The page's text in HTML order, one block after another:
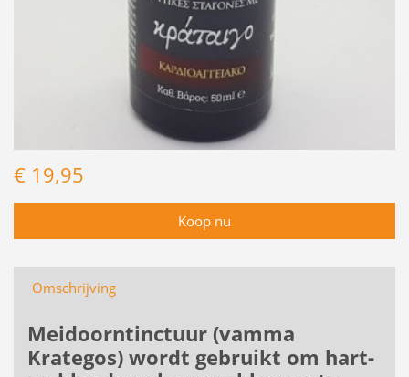
€ 19,95
Omschrijving
Meidoorntinctuur (vamma
Krategos) wordt gebruikt om hart-